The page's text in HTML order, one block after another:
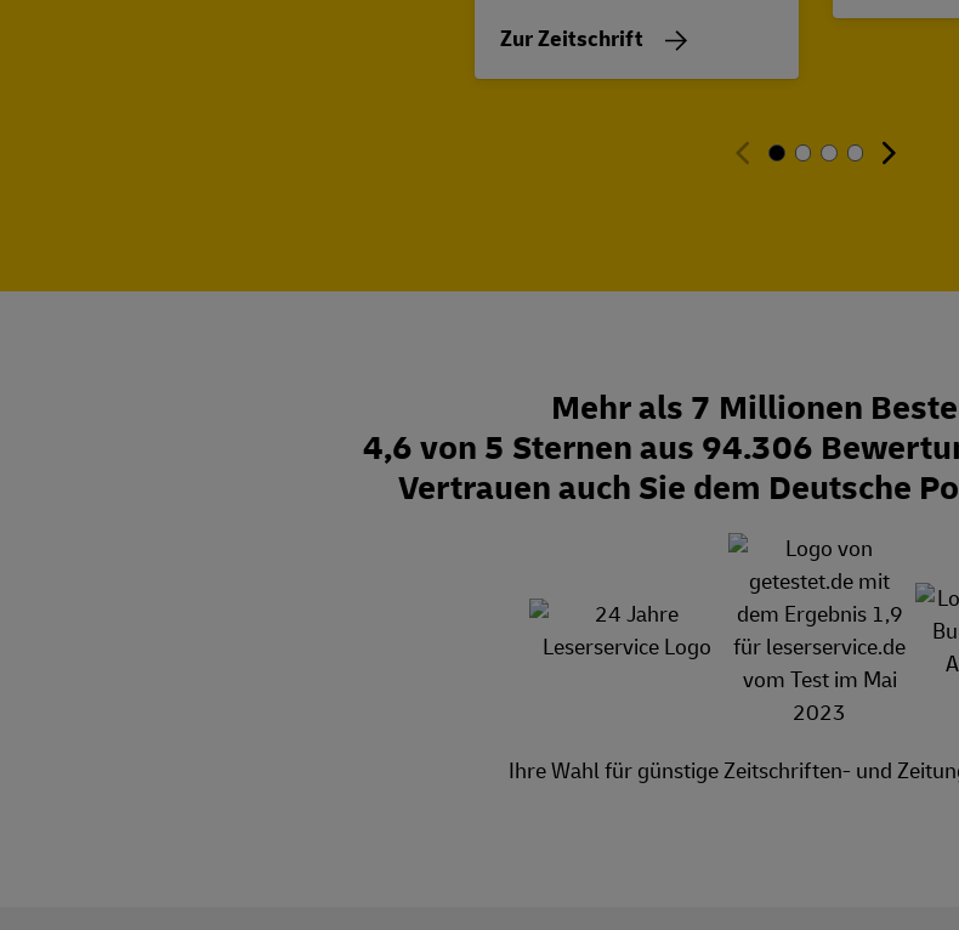
Zur Zeitschrift
Mehr als 7 Millionen
4,6 von 5 Sternen aus 94.306
Vertrauen auch Sie dem Deutsche
Ihre Wahl für günstige Zeitschriften- und